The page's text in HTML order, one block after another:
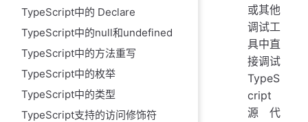
TypeScript中的 Declare
TypeScript中的null和undefined
TypeScript中的方法重写
TypeScript中的枚举
TypeScript中的类型
TypeScript支持的访问修饰符
或其他
调试工
具中直
接调试
TypeS
cript
源代